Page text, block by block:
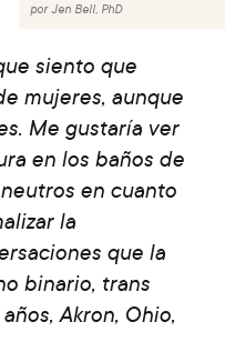
porJen Bell, PhD
siento que
mujeres, aunque
Me gustaría ver
en los baños de
en cuanto
la
que la
binario, trans
Akron, Ohio,